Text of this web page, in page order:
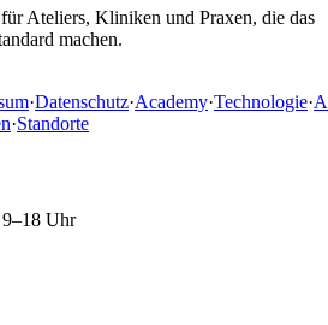
Ateliers, Kliniken und Praxen, die das
machen.
·Datenschutz·Academy·Technologie·
·Standorte
Uhr